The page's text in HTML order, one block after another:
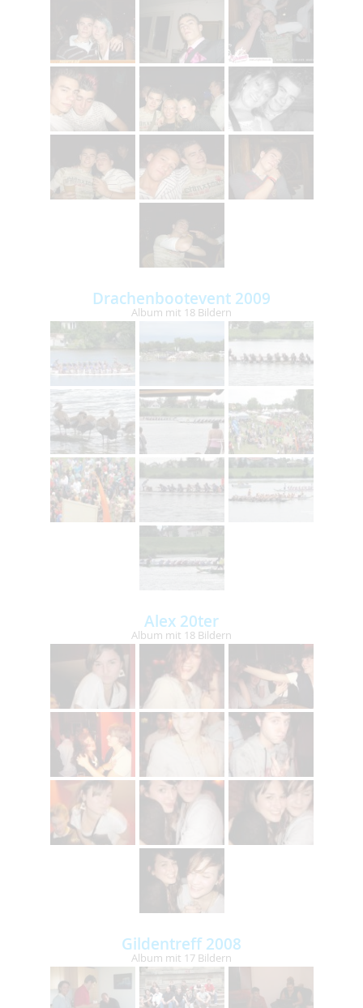
Drachenbootevent 2009
Album mit 18 Bildern
Alex 20ter
Album mit 18 Bildern
Gildentreff 2008
Album mit 17 Bildern